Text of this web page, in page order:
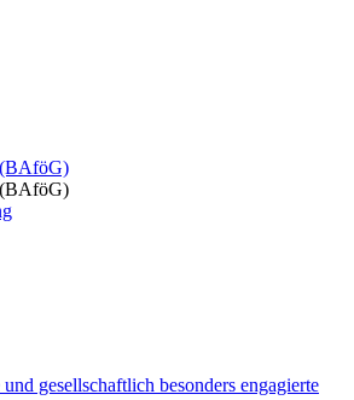
gesellschaftlich besonders engagierte